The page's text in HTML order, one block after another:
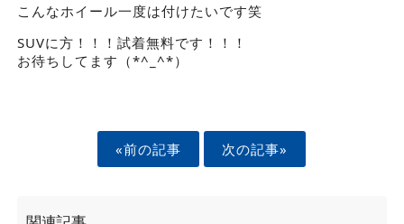
こんなホイール一度は付けたいです笑
SUVに方！！！試着無料です！！！
お待ちしてます（*^_^*）
«前の記事 次の記事»